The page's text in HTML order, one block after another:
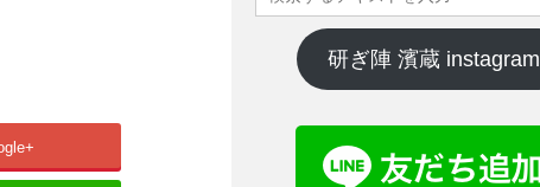
研ぎ陣 濱蔵 instagram